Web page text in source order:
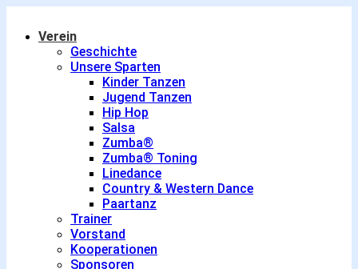
Verein
Geschichte
Unsere Sparten
Kinder Tanzen
Jugend Tanzen
Hip Hop
Salsa
Zumba®
Zumba® Toning
Linedance
Country & Western Dance
Paartanz
Trainer
Vorstand
Kooperationen
Sponsoren